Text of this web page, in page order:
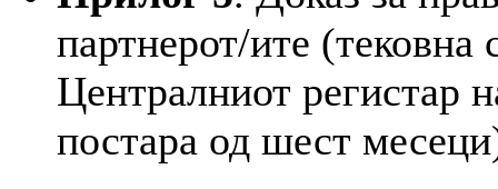
партнерот/ите (тековна
Централниот регистар
постара од шест